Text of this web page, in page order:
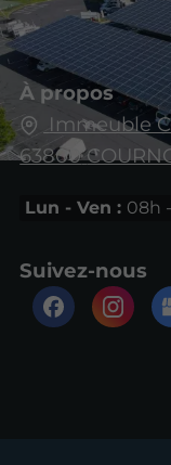
À propos
Immeuble
63800
Lun - Ven : 08h
Suivez-nous